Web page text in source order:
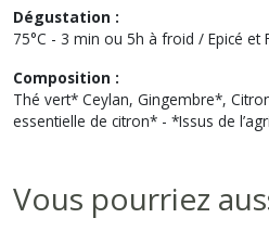
Dégustation :
75°C - 3 min ou 5h à froid / Epicé et
Composition :
Thé vert* Ceylan, Gingembre*,
essentielle de citron* - *Issus de
Vous pourriez